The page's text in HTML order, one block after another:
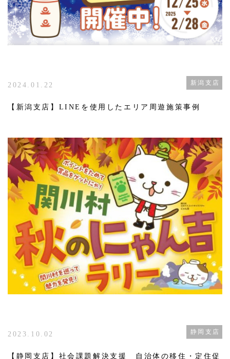
2024.01.22 新潟支店
【新潟支店】LINEを使用したエリア周遊施策事例
2023.10.02 静岡支店
【静岡支店】社会課題解決支援 自治体の移住・定住促